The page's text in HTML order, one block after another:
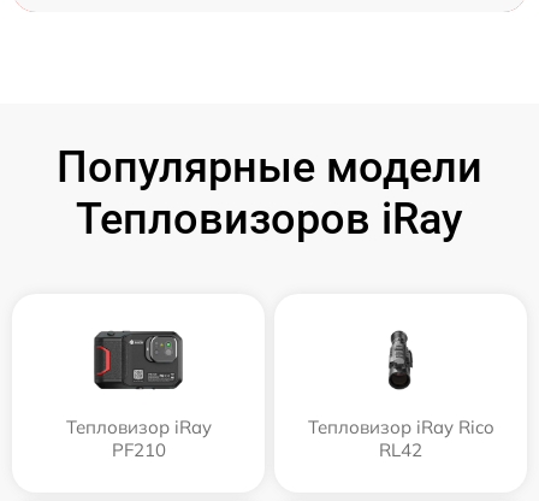
Популярные модели
Тепловизоров iRay
Тепловизор iRay
PF210
Тепловизор iRay Rico
RL42